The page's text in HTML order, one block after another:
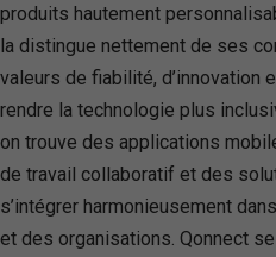
produits hautement
la distingue nettement de ses
valeurs de fiabilité, d’innovation
rendre la technologie plus
on trouve des applications
de travail collaboratif et des
s’intégrer harmonieusement
et des organisations. Qonnect